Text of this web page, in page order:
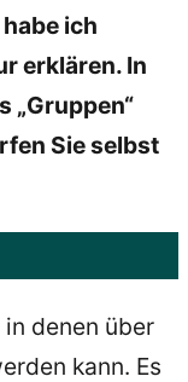
habe ich
erklären. In
„Gruppen“
Sie selbst
denen über
kann. Es